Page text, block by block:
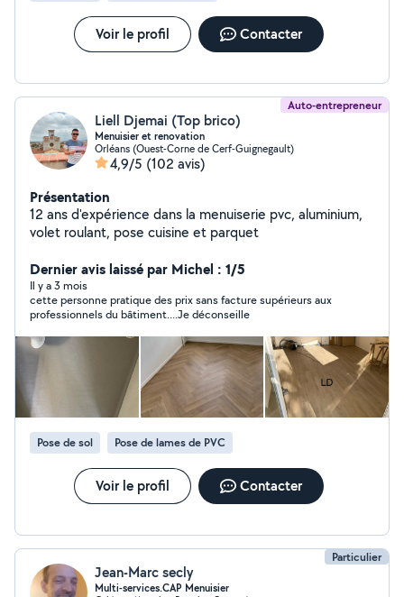
Voir le profil Contacter
Auto-entrepreneur
Liell Djemai (Top brico)
Menuisier et renovation
Orléans (Ouest-Corne de Cerf-Guignegault)
4,9/5 (102 avis)
Présentation
12 ans d'expérience dans la menuiserie pvc, aluminium,
volet roulant, pose cuisine et parquet
Dernier avis laissé par Michel : 1/5
Il y a 3 mois
cette personne pratique des prix sans facture supérieurs aux
professionnels du bâtiment....Je déconseille
Pose de sol Pose de lames de PVC
Voir le profil Contacter
Particulier
Jean-Marc secly
Multi-services.CAP Menuisier